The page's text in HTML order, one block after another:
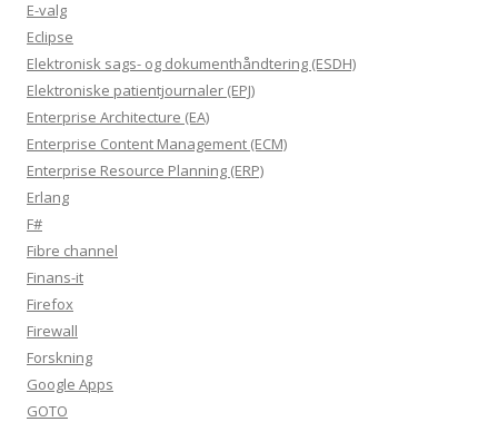
E-valg
Eclipse
Elektronisk sags- og dokumenthåndtering (ESDH)
Elektroniske patientjournaler (EPJ)
Enterprise Architecture (EA)
Enterprise Content Management (ECM)
Enterprise Resource Planning (ERP)
Erlang
F#
Fibre channel
Finans-it
Firefox
Firewall
Forskning
Google Apps
GOTO